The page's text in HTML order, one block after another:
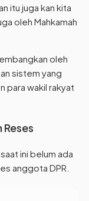
itu juga kan kita
oleh Mahkamah
oleh
sistem yang
para wakil rakyat
ini belum ada
anggota DPR.